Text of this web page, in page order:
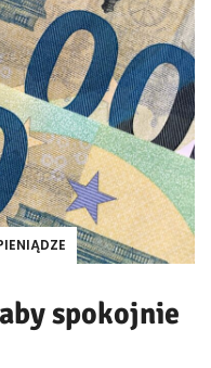
spokojnie